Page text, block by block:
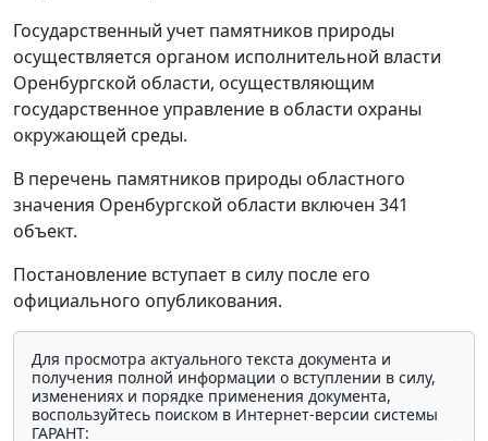
Государственный учет памятников природы
осуществляется органом исполнительной власти
Оренбургской области, осуществляющим
государственное управление в области охраны
окружающей среды.
В перечень памятников природы областного
значения Оренбургской области включен 341
объект.
Постановление вступает в силу после его
официального опубликования.
Для просмотра актуального текста документа и
получения полной информации о вступлении в силу,
изменениях и порядке применения документа,
воспользуйтесь поиском в Интернет-версии системы
ГАРАНТ: